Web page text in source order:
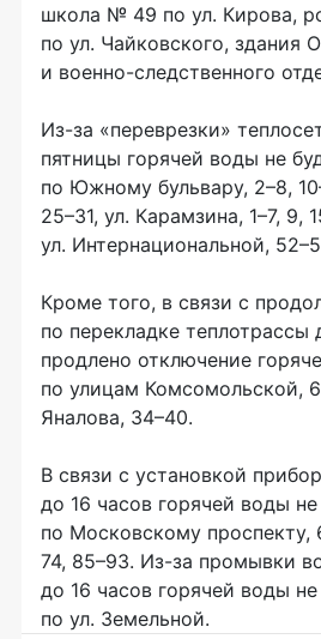
школа № 49 по ул. Кирова,
по ул. Чайковского, здания
и военно-следственного
Из-за «переврезки»
пятницы горячей воды не
по Южному бульвару, 2–8,
25–31, ул. Карамзина, 1–7, 9,
ул. Интернациональной,
Кроме того, в связи с
по перекладке теплотрассы
продлено отключение
по улицам Комсомольской,
Яналова, 34–40.
В связи с установкой
до 16 часов горячей воды
по Московскому проспекту,
74, 85–93. Из-за промывки
до 16 часов горячей воды
по ул. Земельной.